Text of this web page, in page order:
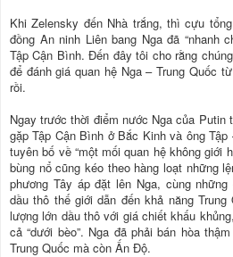
Khi Zelensky đến Nhà trắng, thì cựu
đồng An ninh Liên bang Nga đã “nhanh
Tập Cận Bình. Đến đây tôi cho rằng
để đánh giá quan hệ Nga – Trung Quốc
rồi.
Ngay trước thời điểm nước Nga của Putin
gặp Tập Cận Bình ở Bắc Kinh và ông
tuyên bố về “một mối quan hệ không giới
bùng nổ cũng kéo theo hàng loạt những
phương Tây áp đặt lên Nga, cùng
dầu thô thế giới dẫn đến khả năng
lượng lớn dầu thô với giá chiết khấu
cả “dưới bèo”. Nga đã phải bán hòa
Trung Quốc mà còn Ấn Độ.